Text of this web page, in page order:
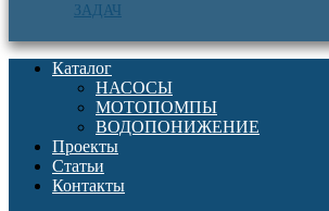
ЗАДАЧ
Каталог
НАСОСЫ
МОТОПОМПЫ
ВОДОПОНИЖЕНИЕ
Проекты
Статьи
Контакты